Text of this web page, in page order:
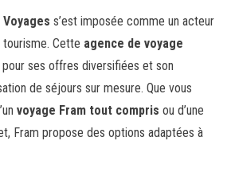
Voyages s’est imposée comme un acteur
Cette agence de voyage
ses offres diversifiées et son
de séjours sur mesure. Que vous
voyage Fram tout compris ou d’une
Fram propose des options adaptées à